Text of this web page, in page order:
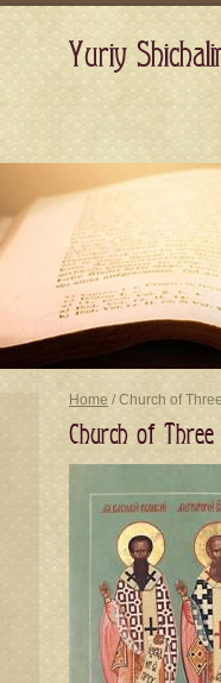
Home / Church of
Church of
Yuriy